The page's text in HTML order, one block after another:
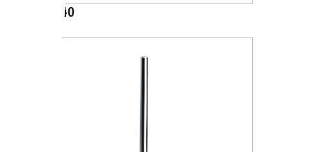
A04140